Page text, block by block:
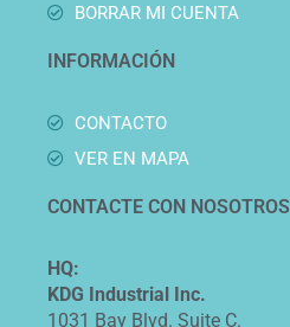
BORRAR MI CUENTA
INFORMACIÓN
CONTACTO
VER EN MAPA
CONTACTE CON NOSOTROS
HQ:
KDG Industrial Inc.
1031 Bay Blvd. Suite C.